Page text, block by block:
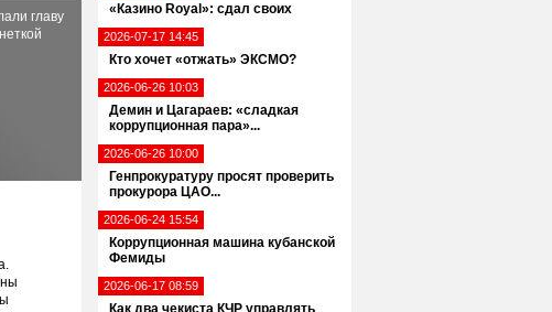
«Казино Royal»: сдал своих
2026-07-17 14:45
Кто хочет «отжать» ЭКСМО?
2026-06-26 10:03
Демин и Цагараев: «сладкая
коррупционная пара»...
2026-06-26 10:00
Генпрокуратуру просят проверить
прокурора ЦАО...
2026-06-24 15:54
Коррупционная машина кубанской
Фемиды
2026-06-17 08:59
Как два чекиста КЧР управлять
главу